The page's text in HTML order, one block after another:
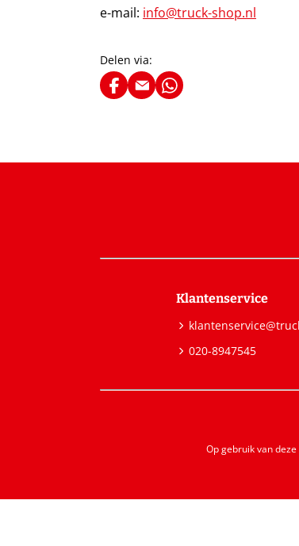
e-mail: info@truck-shop.nl
Delen via:
Klantenservice
020-8947545
Op gebruik van